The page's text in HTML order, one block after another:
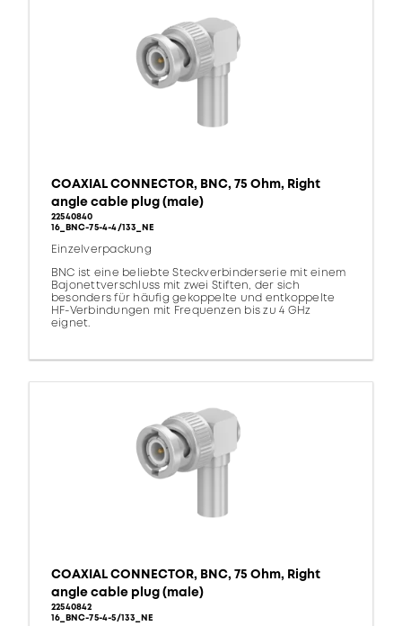
COAXIAL CONNECTOR, BNC, 75 Ohm, Right
angle cable plug (male)
22540840
16_BNC-75-4-4/133_NE
Einzelverpackung
BNC ist eine beliebte Steckverbinderserie mit einem
Bajonettverschluss mit zwei Stiften, der sich
besonders für häufig gekoppelte und entkoppelte
HF-Verbindungen mit Frequenzen bis zu 4 GHz
eignet.
COAXIAL CONNECTOR, BNC, 75 Ohm, Right
angle cable plug (male)
22540842
16_BNC-75-4-5/133_NE